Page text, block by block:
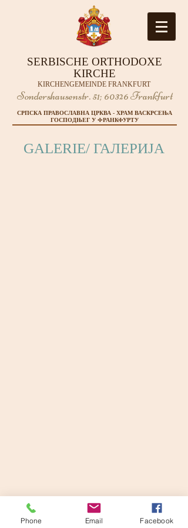
SERBISCHE ORTHODOXE
KIRCHE
KIRCHENGEMEINDE FRANKFURT
Sondershausenstr. 51; 60326 Frankfurt
СРПСКА ПРАВОСЛАВНА ЦРКВА - ХРАМ ВАСКРСЕЊА
ГОСПОДЊЕГ У ФРАНКФУРТУ
GALERIE/ ГАЛЕРИЈА
Phone Email Facebook